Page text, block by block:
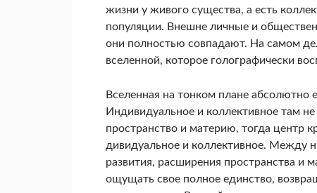
жизни у живого существа, а есть
популяции. Внешне личные и
они полностью совпадают. На самом
вселенной, которое голографически
Вселенная на тонком плане абсолютно
Индивидуальное и коллективное там
пространство и материю, тогда центр
дивидуальное и коллективное. Между
развития, расширения пространства и
ощущать свое полное единство,